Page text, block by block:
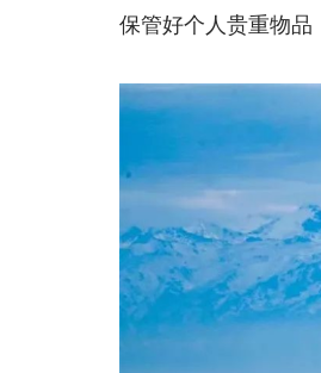
保管好个人贵重物品